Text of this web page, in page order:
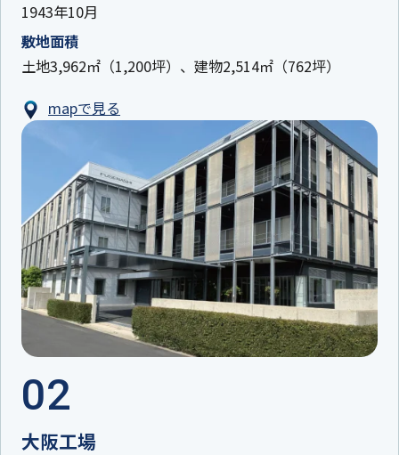
1943年10月
敷地面積
土地3,962㎡（1,200坪）、建物2,514㎡（762坪）
mapで見る
02
大阪工場